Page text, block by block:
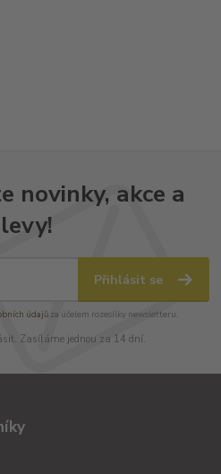
novinky, akce a
Přihlásit se
údajůza účelem rozesílky newsletteru.
Zasíláme jednou za 14 dní.